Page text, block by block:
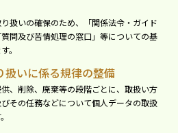
扱いの確保のため、「関係法令・ガイド
問及び苦情処理の窓⼝」等についての基
。
扱いに係る規律の整備
、削除、廃棄等の段階ごとに、取扱い⽅
その任務などについて個⼈データの取扱